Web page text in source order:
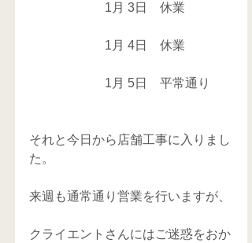
1月 3日　休業
1月 4日　休業
1月 5日　平常通り
それと今日から店舗工事に入りまし
た。
来週も通常通り営業を行いますが、
クライエントさんにはご迷惑をおか